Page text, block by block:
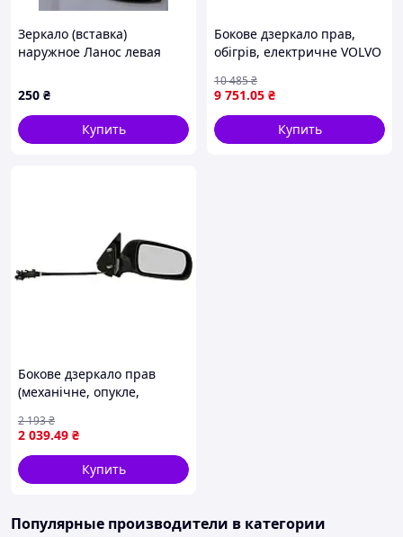
Зеркало (вставка)
наружное Ланос левая
250 ₴
Купить
Бокове дзеркало прав,
обігрів, електричне VOLVO
PACOL VOL-MR-009
9 751.05 ₴
10 485₴
Купить
Бокове дзеркало прав
(механічне, опукле,
09.96-08.04 BLIC 5402-04-
1138521P
2 039.49 ₴
2 193₴
Купить
Популярные производители в категории